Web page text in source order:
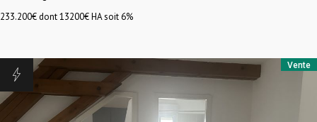
233.200€ dont 13200€ HA soit 6%
Vente